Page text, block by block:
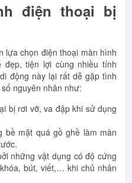
điện thoại bị
lựa chọn điện thoại màn hình
tiện lợi cùng nhiều tính
động này lại rất dễ gặp tình
nguyên nhân như:
bị rơi vỡ, va đập khi sử dụng
bề mặt quá gồ ghề làm màn
những vật dụng có độ cứng
bút, viết,… khi chủ nhân